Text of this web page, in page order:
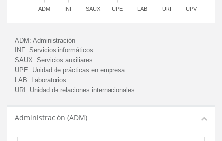
ADM INF SAUX UPE LAB URI UPV
ADM: Administración
INF: Servicios informáticos
SAUX: Servicios auxiliares
UPE: Unidad de prácticas en empresa
LAB: Laboratorios
URI: Unidad de relaciones internacionales
Administración (ADM)